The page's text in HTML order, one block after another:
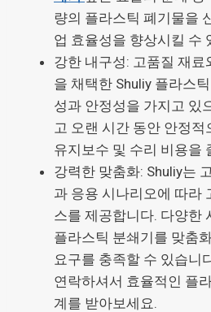
량의 플라스틱 폐기물을
업 효율성을 향상시킬 수
강한 내구성: 고품질 재료
을 채택한 Shuliy 플라스
성과 안정성을 가지고 있
고 오랜 시간 동안 안정적
유지보수 및 수리 비용을
강력한 맞춤화: Shuliy는
과 응용 시나리오에 따라
스를 제공합니다. 다양한
플라스틱 분쇄기를 맞춤
요구를 충족할 수 있습니
연락하셔서 효율적인 플
계를 받아보세요.